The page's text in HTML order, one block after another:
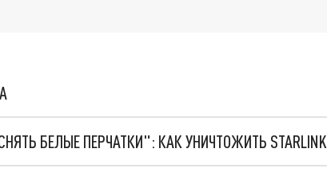
БЕЛЫЕ ПЕРЧАТКИ": КАК УНИЧТОЖИТЬ STARLINK